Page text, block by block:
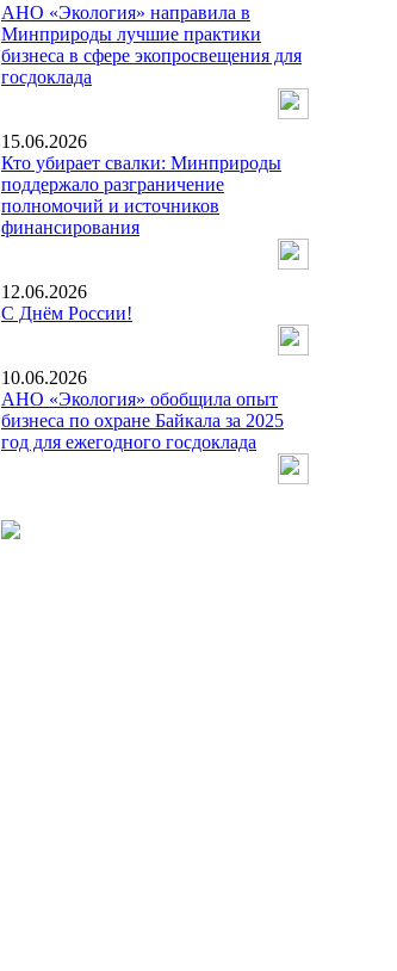
АНО «Экология» направила в
Минприроды лучшие практики
бизнеса в сфере экопросвещения для
госдоклада
15.06.2026
Кто убирает свалки: Минприроды
поддержало разграничение
полномочий и источников
финансирования
12.06.2026
С Днём России!
10.06.2026
АНО «Экология» обобщила опыт
бизнеса по охране Байкала за 2025
год для ежегодного госдоклада